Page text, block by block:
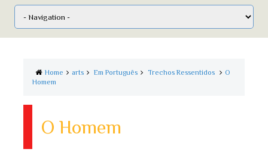
Home arts Em Português Trechos Ressentidos
O
Homem
O Homem